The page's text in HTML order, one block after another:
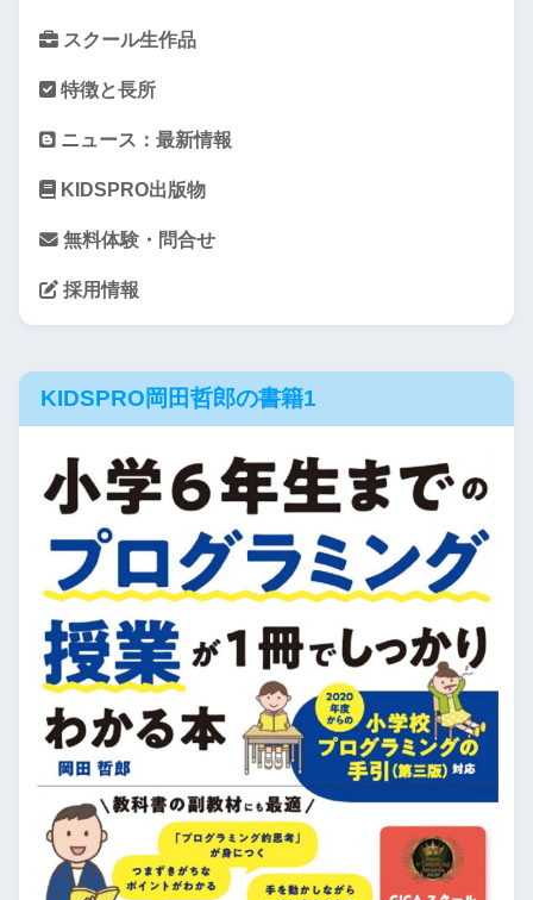
スクール生作品
特徴と長所
ニュース：最新情報
KIDSPRO出版物
無料体験・問合せ
採用情報
KIDSPRO岡田哲郎の書籍1